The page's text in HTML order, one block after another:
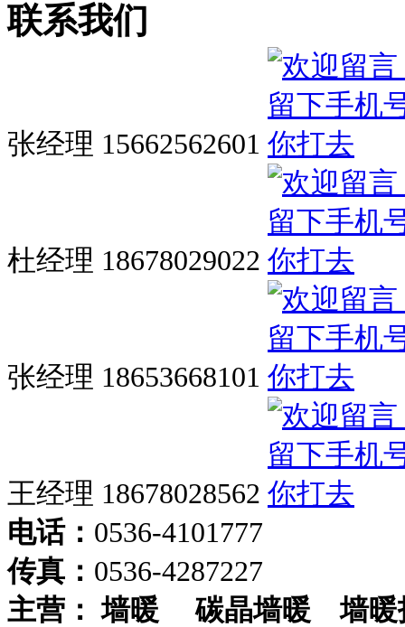
联系我们
张经理 15662562601
杜经理 18678029022
张经理 18653668101
王经理 18678028562
电话： 0536-4101777
传真： 0536-4287227
主营： 墙暖碳晶墙暖墙暖